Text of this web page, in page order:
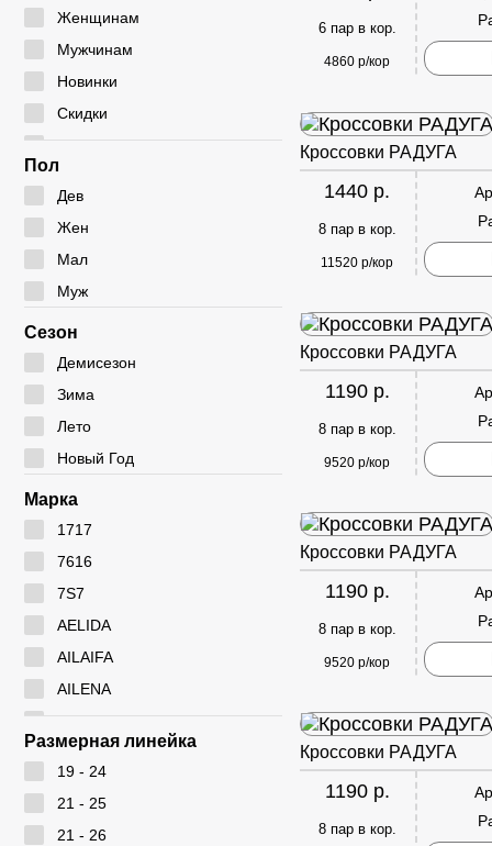
Сандалии
Женщинам
Мужчинам
Новинки
Скидки
Сумки
Пол
Дев
Жен
Мал
Муж
Сезон
Демисезон
Зима
Лето
Новый Год
Марка
1717
7616
7S7
AELIDA
AILAIFA
AILENA
Ameiyida
AOWEI
Размерная линейка
19 - 24
21 - 25
21 - 26
6 пар в кор.
4860 р/кор
Кроссовки РАДУГА
1440 р.
8 пар в кор.
11520 р/кор
Кроссовки РАДУГА
1190 р.
8 пар в кор.
9520 р/кор
Кроссовки РАДУГА
1190 р.
8 пар в кор.
9520 р/кор
Кроссовки РАДУГА
1190 р.
8 пар в кор.